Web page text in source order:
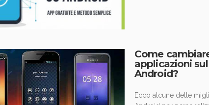
Come
applicazioni
Android?
Ecco alcune delle